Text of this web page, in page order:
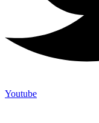
Youtube